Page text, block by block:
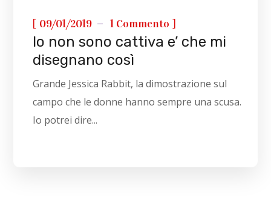
[ 09/01/2019 1 Commento ]
Io non sono cattiva e’ che mi
disegnano così
Grande Jessica Rabbit, la dimostrazione sul
campo che le donne hanno sempre una scusa.
Io potrei dire...